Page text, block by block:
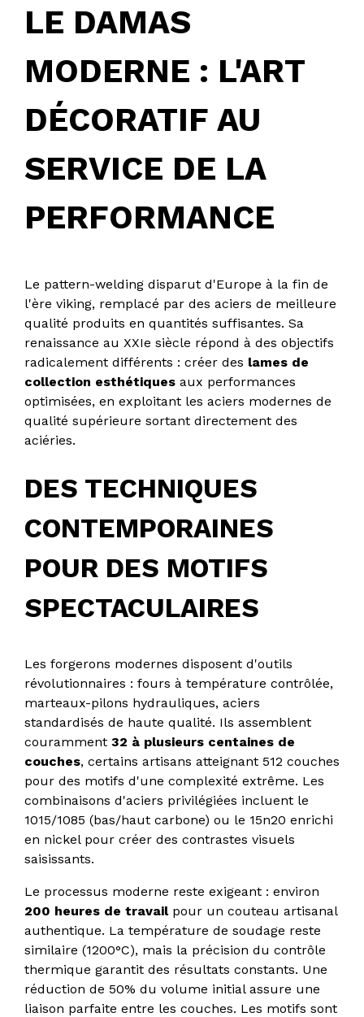
LE DAMAS
MODERNE : L'ART
DÉCORATIF AU
SERVICE DE LA
PERFORMANCE
Le pattern-welding disparut d'Europe à la fin de
l'ère viking, remplacé par des aciers de meilleure
qualité produits en quantités suffisantes. Sa
renaissance au XXIe siècle répond à des objectifs
radicalement différents : créer des lames de
collection esthétiquesaux performances
optimisées, en exploitant les aciers modernes de
qualité supérieure sortant directement des
aciéries.
DES TECHNIQUES
CONTEMPORAINES
POUR DES MOTIFS
SPECTACULAIRES
Les forgerons modernes disposent d'outils
révolutionnaires : fours à température contrôlée,
marteaux-pilons hydrauliques, aciers
standardisés de haute qualité. Ils assemblent
couramment 32 à plusieurs centaines de
couches, certains artisans atteignant 512 couches
pour des motifs d'une complexité extrême. Les
combinaisons d'aciers privilégiées incluent le
1015/1085 (bas/haut carbone) ou le 15n20 enrichi
en nickel pour créer des contrastes visuels
saisissants.
Le processus moderne reste exigeant : environ
200 heures de travailpour un couteau artisanal
authentique. La température de soudage reste
similaire (1200°C), mais la précision du contrôle
thermique garantit des résultats constants. Une
réduction de 50% du volume initial assure une
liaison parfaite entre les couches. Les motifs sont